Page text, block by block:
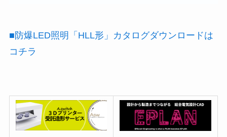
■防爆LED照明「HLL形」カタログダウンロードは
コチラ